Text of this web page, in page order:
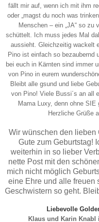
fällt mir auf, wenn ich mit ihm
oder „magst du noch was
Menschen – ein „JA“ so zu
schüttelt. Ich muss jedes Mal
aussieht. Gleichzeitig wackelt
Pino ist einfach so bezaubernd
bei euch in Kärnten sind immer
von Pino in eurem
Bleibt alle gsund und liebe
von Pino! Viele Bussi´s an all
Mama Luxy, denn ohne
Herzliche Grüße
Wir wünschen den
Gute zum Geburtstag!
weiterhin in so lieber
nette Post mit den
mich nicht möglich
eine Ehre und alle freuen
Geschwistern so geht.
Liebevolle
Klaus und Karin Knabl